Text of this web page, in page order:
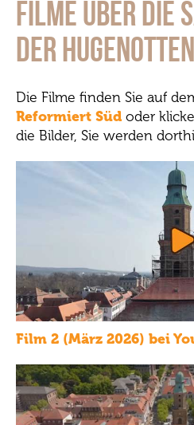
Filme über die
der
Die Filme finden Sie auf
Reformiert Süd oder
die Bilder, Sie werden
Film 2 (März 2026) bei